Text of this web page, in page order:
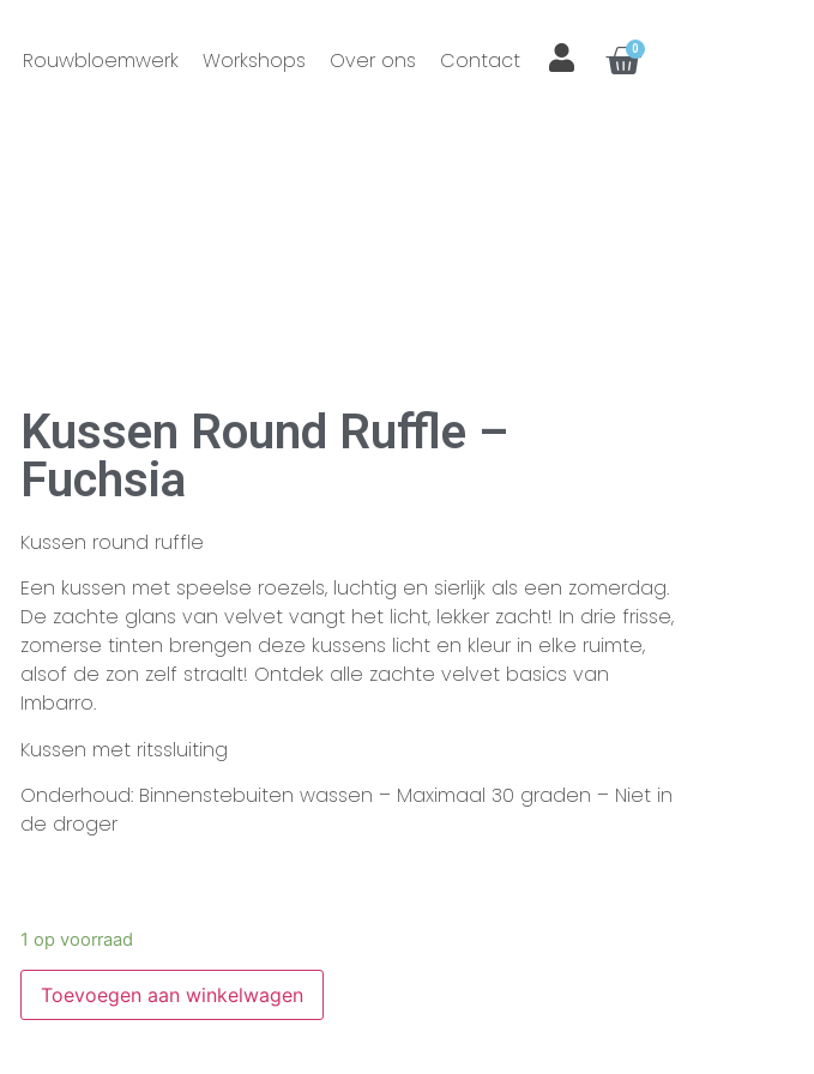
Rouwbloemwerk Workshops Over ons Contact 0
Kussen Round Ruffle –
Fuchsia
Kussen round ruffle
Een kussen met speelse roezels, luchtig en sierlijk als een zomerdag.
De zachte glans van velvet vangt het licht, lekker zacht! In drie frisse,
zomerse tinten brengen deze kussens licht en kleur in elke ruimte,
alsof de zon zelf straalt! Ontdek alle zachte velvet basics van
Imbarro.
Kussen met ritssluiting
Onderhoud: Binnenstebuiten wassen – Maximaal 30 graden – Niet in
de droger
1 op voorraad
Toevoegen aan winkelwagen